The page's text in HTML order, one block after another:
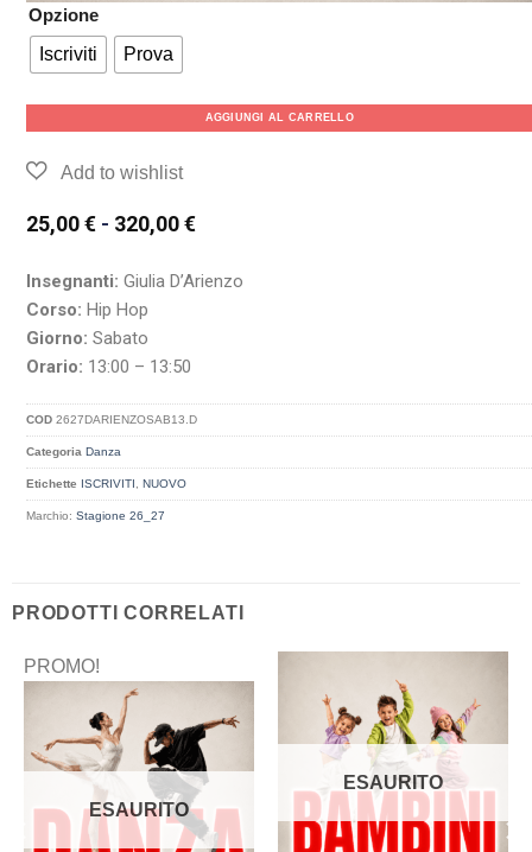
Opzione
Iscriviti
Prova
AGGIUNGI AL CARRELLO
25,00€ - 320,00€
Insegnanti: Giulia D’Arienzo
Corso: Hip Hop
Giorno: Sabato
Orario: 13:00 – 13:50
COD2627DARIENZOSAB13.D
Categoria Danza
Etichette ISCRIVITI , NUOVO
Marchio:Stagione 26_27
PRODOTTI CORRELATI
PROMO!
ESAURITO
ESAURITO